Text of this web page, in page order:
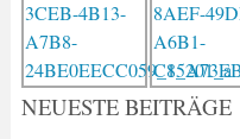
NEUESTE BEITRÄGE